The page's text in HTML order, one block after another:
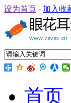
设为首页 - 加入收
首页